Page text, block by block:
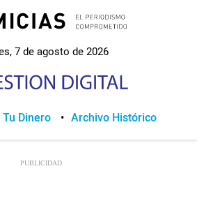
7 de agosto de 2026
Tu Dinero Archivo Histórico